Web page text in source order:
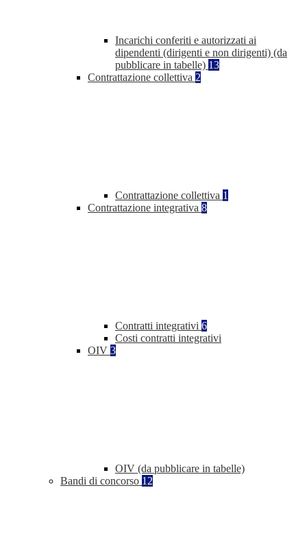
Incarichi conferiti e autorizzati ai
dipendenti (dirigenti e non dirigenti) (da
pubblicare in tabelle) 13
Contrattazione collettiva 2
Contrattazione collettiva 1
Contrattazione integrativa 8
Contratti integrativi 6
Costi contratti integrativi
OIV 3
OIV (da pubblicare in tabelle)
Bandi di concorso 12